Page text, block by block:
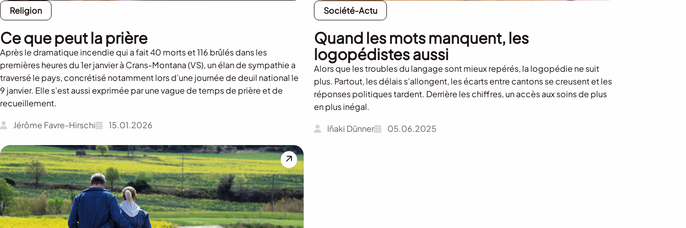
Religion
Ce que peut la prière
Après le dramatique incendie qui a fait 40 morts et 116 brûlés dans les
premières heures du 1er janvier à Crans-Montana (VS), un élan de sympathie a
traversé le pays, concrétisé notamment lors d’une journée de deuil national le
9 janvier. Elle s’est aussi exprimée par une vague de temps de prière et de
recueillement.
Jérôme Favre-Hirschi 15.01.2026
Société-Actu
Quand les mots manquent, les
logopédistes aussi
Alors que les troubles du langage sont mieux repérés, la logopédie ne suit
plus. Partout, les délais s’allongent, les écarts entre cantons se creusent et les
réponses politiques tardent. Derrière les chiffres, un accès aux soins de plus
en plus inégal.
Iñaki Dünner 05.06.2025